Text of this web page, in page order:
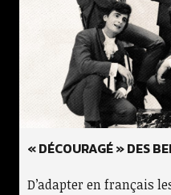
« DÉCOURAGÉ » DES
D’adapter en français